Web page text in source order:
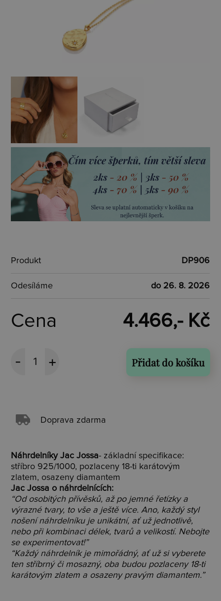
Produkt DP906
Odesíláme do 26. 8. 2026
Cena 4.466,- Kč
Přidat do košíku
Doprava zdarma
Náhrdelníky Jac Jossa- základní specifikace:
stříbro 925/1000, pozlaceny 18-ti karátovým
zlatem, osazeny diamantem
Jac Jossa o náhrdelnících:
“Od osobitých přívěsků, až po jemné řetízky a
výrazné tvary, to vše a ještě více. Ano, každý styl
nošení náhrdelníku je unikátní, ať už jednotlivě,
nebo při kombinaci délek, tvarů a velikostí. Nebojte
se experimentovat!”
“Každý náhrdelník je mimořádný, ať už si vyberete
ten stříbrný či mosazný, oba budou pozlaceny 18-ti
karátovým zlatem a osazeny pravým diamantem.”